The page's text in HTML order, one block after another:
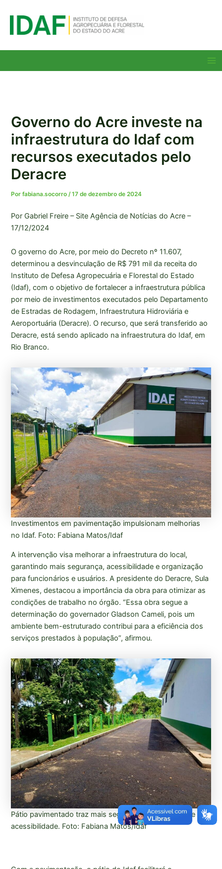
para
Governo do Acre investe na
infraestrutura do Idaf com
recursos executados pelo
Deracre
Porfabiana.socorro/17 de dezembro de 2024
Por Gabriel Freire – Site Agência de Notícias do Acre –
17/12/2024
O governo do Acre, por meio do Decreto nº 11.607,
determinou a desvinculação de R$ 791 mil da receita do
Instituto de Defesa Agropecuária e Florestal do Estado
(Idaf), com o objetivo de fortalecer a infraestrutura pública
por meio de investimentos executados pelo Departamento
de Estradas de Rodagem, Infraestrutura Hidroviária e
Aeroportuária (Deracre). O recurso, que será transferido ao
Deracre, está sendo aplicado na infraestrutura do Idaf, em
Rio Branco.
Investimentos em pavimentação impulsionam melhorias
no Idaf. Foto: Fabiana Matos/Idaf
A intervenção visa melhorar a infraestrutura do local,
garantindo mais segurança, acessibilidade e organização
para funcionários e usuários. A presidente do Deracre, Sula
Ximenes, destacou a importância da obra para otimizar as
condições de trabalho no órgão. “Essa obra segue a
determinação do governador Gladson Cameli, pois um
ambiente bem-estruturado contribui para a eficiência dos
serviços prestados à população”, afirmou.
Pátio pavimentado traz mais segurança, organização e
acessibilidade. Foto: Fabiana Matos/Idaf